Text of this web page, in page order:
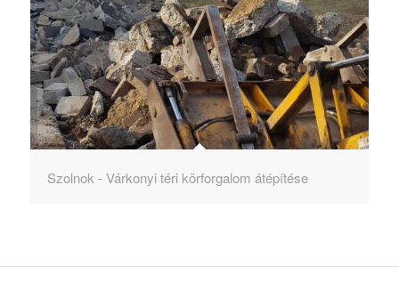
Szolnok - Várkonyi téri körforgalom átépítése